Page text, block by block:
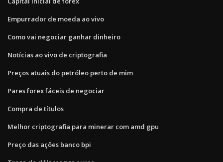
Empurrador de moeda ao vivo
Como vai negociar ganhar dinheiro
Notícias ao vivo de criptografia
Preços atuais do petróleo perto de mim
Pares forex fáceis de negociar
Compra de títulos
Melhor criptografia para minerar com amd gpu
Preço das ações banco bpi